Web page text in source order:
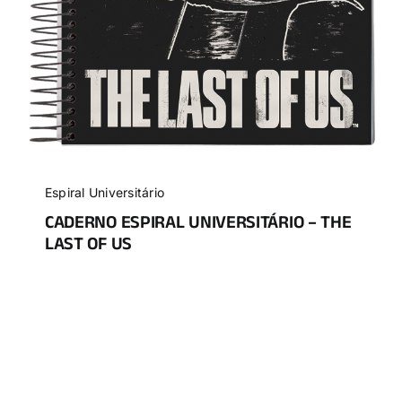
Espiral Universitário
CADERNO ESPIRAL UNIVERSITÁRIO – THE
LAST OF US